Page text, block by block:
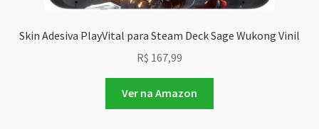
Skin Adesiva PlayVital para Steam Deck Sage Wukong Vinil
R$ 167,99
Ver na Amazon